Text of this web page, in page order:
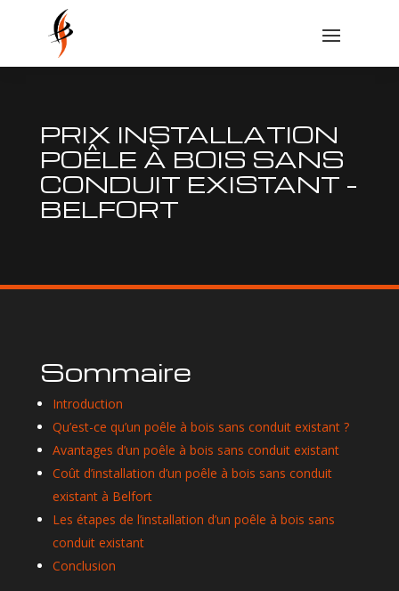
PRIX INSTALLATION
POÊLE À BOIS SANS
CONDUIT EXISTANT –
BELFORT
Sommaire
Introduction
Qu’est-ce qu’un poêle à bois sans conduit existant ?
Avantages d’un poêle à bois sans conduit existant
Coût d’installation d’un poêle à bois sans conduit
existant à Belfort
Les étapes de l’installation d’un poêle à bois sans
conduit existant
Conclusion